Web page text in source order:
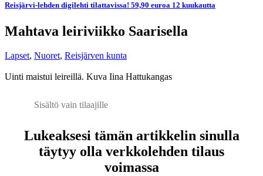
Reisjärvi-lehden digilehti tilattavissa! 59,90 euroa 12 kuukautta
Mahtava leiriviikko Saarisella
Lapset, Nuoret, Reisjärven kunta
Uinti maistui leireillä. Kuva Iina Hattukangas
Sisältö vain tilaajille
Lukeaksesi tämän artikkelin sinulla
täytyy olla verkkolehden tilaus
voimassa